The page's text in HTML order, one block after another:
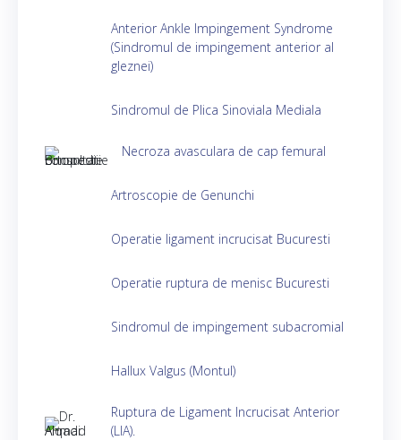
Anterior Ankle Impingement Syndrome
(Sindromul de impingement anterior al
gleznei)
Sindromul de Plica Sinoviala Mediala
Necroza avasculara de cap femural
Artroscopie de Genunchi
Operatie ligament incrucisat Bucuresti
Operatie ruptura de menisc Bucuresti
Sindromul de impingement subacromial
Hallux Valgus (Montul)
Ruptura de Ligament Incrucisat Anterior
(LIA).